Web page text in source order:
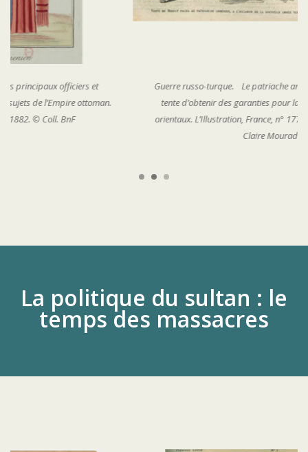
Guerre russo-turque. Le patriache arménien de Constantinople
tente d’obtenir des garanties pour la sécurité dans les vilayet
orientaux. L’Illustration, France, n° 1773, 17 février 1877. © Coll.
La politique du sultan : le
temps des massacres